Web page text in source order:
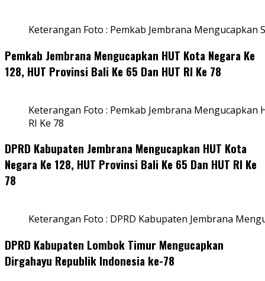
Keterangan Foto : Pemkab Jembrana Mengucapkan
Pemkab Jembrana Mengucapkan HUT Kota Negara Ke
128, HUT Provinsi Bali Ke 65 Dan HUT RI Ke 78
Keterangan Foto : Pemkab Jembrana Mengucapkan
RI Ke 78
DPRD Kabupaten Jembrana Mengucapkan HUT Kota
Negara Ke 128, HUT Provinsi Bali Ke 65 Dan HUT RI Ke
78
Keterangan Foto : DPRD Kabupaten Jembrana
DPRD Kabupaten Lombok Timur Mengucapkan
Dirgahayu Republik Indonesia ke-78